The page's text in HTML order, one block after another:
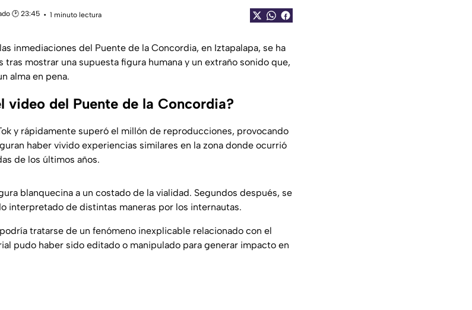
🕑 23:45
1 minuto lectura
inmediaciones del Puente de la Concordia, en Iztapalapa, se ha
mostrar una supuesta figura humana y un extraño sonido que,
alma en pena.
video del Puente de la Concordia?
y rápidamente superó el millón de reproducciones, provocando
haber vivido experiencias similares en la zona donde ocurrió
de los últimos años.
blanquecina a un costado de la vialidad. Segundos después, se
interpretado de distintas maneras por los internautas.
tratarse de un fenómeno inexplicable relacionado con el
pudo haber sido editado o manipulado para generar impacto en